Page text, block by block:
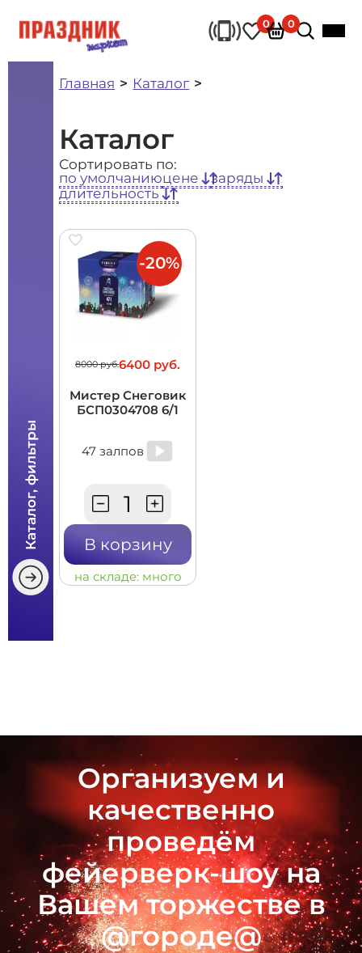
0 0
Главная Каталог
Каталог, фильтры
Каталог
Сортировать по:
по умолчаниюцене
заряды
длительность
8000 руб.6400 руб.
Мистер Снеговик
БСП0304708 6/1
47 залпов
В корзину
на складе: много
-20%
Организуем и
качественно
проведём
фейерверк-шоу на
Вашем торжестве в
@городе@